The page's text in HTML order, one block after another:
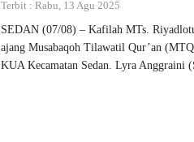
Terbit : Rabu, 13 Agu 2025
SEDAN (07/08) – Kafilah MTs.
ajang Musabaqoh Tilawatil Qur’an
KUA Kecamatan Sedan. Lyra Anggraini